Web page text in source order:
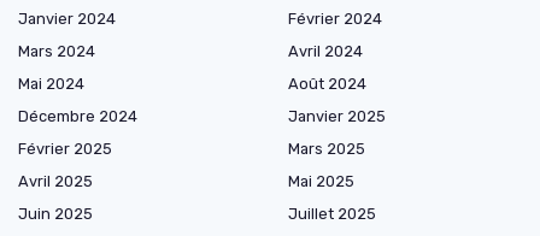
Janvier 2024
Février 2024
Mars 2024
Avril 2024
Mai 2024
Août 2024
Décembre 2024
Janvier 2025
Février 2025
Mars 2025
Avril 2025
Mai 2025
Juin 2025
Juillet 2025